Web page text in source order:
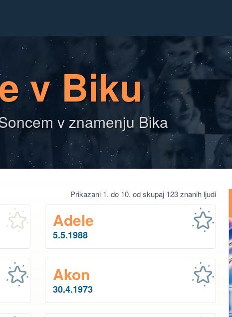
v Biku
v znamenju Bika
Prikazani 1. do 10. od skupaj 123 znanih ljudi
Adele
5.5.1988
Akon
30.4.1973